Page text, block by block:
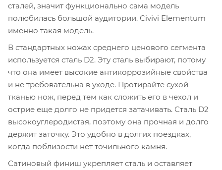
сталей, значит функционально сама модель
полюбилась большой аудитории. Civivi Elementum
именно такая модель.
В стандартных ножах среднего ценового сегмента
используется сталь D2. Эту сталь выбирают, потому
что она имеет высокие антикоррозийные свойства
и не требовательна в уходе. Протирайте сухой
тканью нож, перед тем как сложить его в чехол и
острие еще долго не придется затачивать. Сталь D2
высокоуглеродистая, поэтому она прочная и долго
держит заточку. Это удобно в долгих поездках,
когда поблизости нет точильного камня.
Сатиновый финиш укрепляет сталь и оставляет